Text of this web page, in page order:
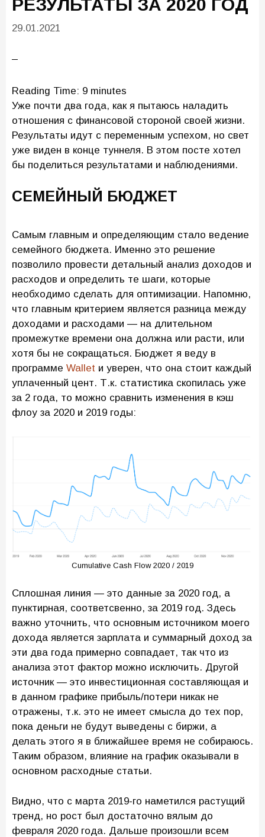
РЕЗУЛЬТАТЫ ЗА 2020 ГОД
29.01.2021
Reading Time: 9 minutes
Уже почти два года, как я пытаюсь наладить
отношения с финансовой стороной своей жизни.
Результаты идут с переменным успехом, но свет
уже виден в конце туннеля. В этом посте хотел
бы поделиться результатами и наблюдениями.
СЕМЕЙНЫЙ БЮДЖЕТ
Самым главным и определяющим стало ведение
семейного бюджета. Именно это решение
позволило провести детальный анализ доходов и
расходов и определить те шаги, которые
необходимо сделать для оптимизации. Напомню,
что главным критерием является разница между
доходами и расходами — на длительном
промежутке времени она должна или расти, или
хотя бы не сокращаться. Бюджет я веду в
программе Wallet и уверен, что она стоит каждый
уплаченный цент. Т.к. статистика скопилась уже
за 2 года, то можно сравнить изменения в кэш
флоу за 2020 и 2019 годы:
Cumulative Cash Flow 2020 / 2019
Сплошная линия — это данные за 2020 год, а
пунктирная, соответсвенно, за 2019 год. Здесь
важно уточнить, что основным источником моего
дохода является зарплата и суммарный доход за
эти два года примерно совпадает, так что из
анализа этот фактор можно исключить. Другой
источник — это инвестиционная составляющая и
в данном графике прибыль/потери никак не
отражены, т.к. это не имеет смысла до тех пор,
пока деньги не будут выведены с биржи, а
делать этого я в ближайшее время не собираюсь.
Таким образом, влияние на график оказывали в
основном расходные статьи.
Видно, что с марта 2019-го наметился растущий
тренд, но рост был достаточно вялым до
февраля 2020 года. Дальше произошли всем